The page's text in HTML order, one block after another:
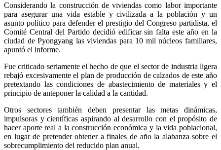
Considerando la construcción de viviendas como labor importante
para asegurar una vida estable y civilizada a la población y un
asunto político para defender el prestigio del Congreso partidista, el
Comité Central del Partido decidió edificar sin falta este año en la
ciudad de Pyongyang las viviendas para 10 mil núcleos familiares,
apuntó el informe.
Fue criticado seriamente el hecho de que el sector de industria ligera
rebajó excesivamente el plan de producción de calzados de este año
pretextando las condiciones de abastecimiento de materiales y el
principio de anteponer la calidad a la cantidad.
Otros sectores también deben presentar las metas dinámicas,
impulsoras y científicas aspirando al desarrollo con el propósito de
hacer aporte real a la construcción económica y la vida poblacional,
en lugar de pretender obtener a finales de año la alabanza sobre el
sobrecumplimiento del reducido plan anual.